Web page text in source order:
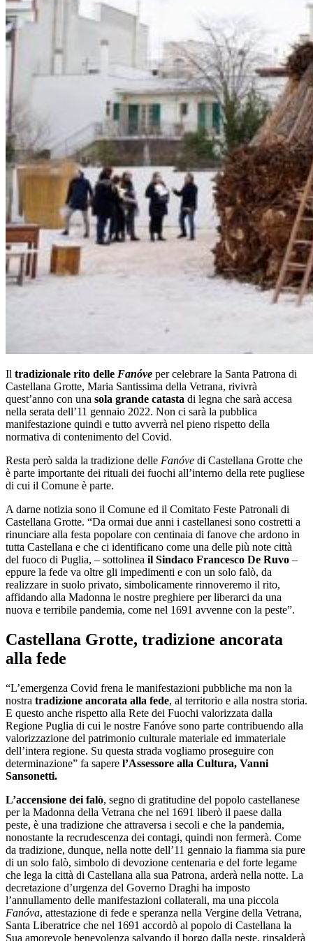
Il tradizionale rito delle Fanóve per celebrare la Santa Patrona di
Castellana Grotte, Maria Santissima della Vetrana, rivivrà
quest’anno con una sola grande catasta di legna che sarà accesa
nella serata dell’11 gennaio 2022. Non ci sarà la pubblica
manifestazione quindi e tutto avverrà nel pieno rispetto della
normativa di contenimento del Covid.
Resta però salda la tradizione delle Fanóve di Castellana Grotte che
è parte importante dei rituali dei fuochi all’interno della rete pugliese
di cui il Comune è parte.
A darne notizia sono il Comune ed il Comitato Feste Patronali di
Castellana Grotte. “Da ormai due anni i castellanesi sono costretti a
rinunciare alla festa popolare con centinaia di fanove che ardono in
tutta Castellana e che ci identificano come una delle più note città
del fuoco di Puglia, – sottolinea il Sindaco Francesco De Ruvo –
eppure la fede va oltre gli impedimenti e con un solo falò, da
realizzare in suolo privato, simbolicamente rinnoveremo il rito,
affidando alla Madonna le nostre preghiere per liberarci da una
nuova e terribile pandemia, come nel 1691 avvenne con la peste”.
Castellana Grotte, tradizione ancorata
alla fede
“L’emergenza Covid frena le manifestazioni pubbliche ma non la
nostra tradizione ancorata alla fede, al territorio e alla nostra storia.
E questo anche rispetto alla Rete dei Fuochi valorizzata dalla
Regione Puglia di cui le nostre Fanóve sono parte contribuendo alla
valorizzazione del patrimonio culturale materiale ed immateriale
dell’intera regione. Su questa strada vogliamo proseguire con
determinazione” fa sapere l’Assessore alla Cultura, Vanni
Sansonetti.
L’accensione dei falò, segno di gratitudine del popolo castellanese
per la Madonna della Vetrana che nel 1691 liberò il paese dalla
peste, è una tradizione che attraversa i secoli e che la pandemia,
nonostante la recrudescenza dei contagi, quindi non fermerà. Come
da tradizione, dunque, nella notte dell’11 gennaio la fiamma sia pure
di un solo falò, simbolo di devozione centenaria e del forte legame
che lega la città di Castellana alla sua Patrona, arderà nella notte. La
decretazione d’urgenza del Governo Draghi ha imposto
l’annullamento delle manifestazioni collaterali, ma una piccola
Fanóva, attestazione di fede e speranza nella Vergine della Vetrana,
Santa Liberatrice che nel 1691 accordò al popolo di Castellana la
Sua amorevole benevolenza salvando il borgo dalla peste, rinsalderà